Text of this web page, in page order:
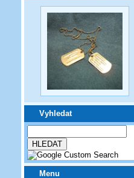
Vyhledat
Menu